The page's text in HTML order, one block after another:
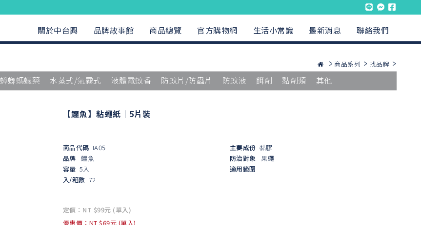
關於中台興 品牌故事館 商品總覽 官方購物網 生活小常識 最新消息 聯絡我們
商品系列 找品牌
蟑螂螞蟻藥 水蒸式/氣霧式 液體電蚊香 防蚊片/防蟲片 防蚊液 餌劑 黏劑類 其他
【鱷魚】粘蠅紙｜5片裝
商品代碼 IA05
品牌 鱷魚
容量 5入
入/箱數 72
主要成份 黏膠
防治對象
果蠅
適用範圍
定價：NT $99元 (單入)
優惠價：NT $69元 (單入)